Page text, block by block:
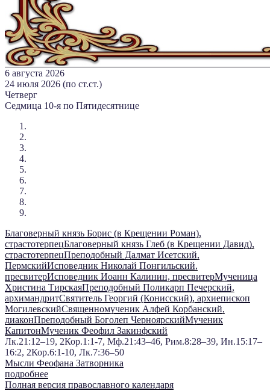
6 августа 2026
24 июля 2026 (по ст.ст.)
Четверг
Седмица 10-я по Пятидесятнице
Благоверный князь Борис (в Крещении Роман),
страстотерпецБлаговерный князь Глеб (в Крещении Давид),
страстотерпецПреподобный Далмат Исетский,
ПермскийИсповедник Николай Понгильский,
пресвитерИсповедник Иоанн Калинин, пресвитерМученица
Христина ТирскаяПреподобный Поликарп Печерский,
архимандритСвятитель Георгий (Конисский), архиепископ
МогилевскийСвященномученик Алфей Корбанский,
диаконПреподобный Боголеп ЧерноярскийМученик
КапитонМученик Феофил Закинфский
Лк.21:12–19, 2Кор.1:1-7, Мф.21:43–46, Рим.8:28–39, Ин.15:17–
16:2, 2Кор.6:1-10, Лк.7:36–50
Мысли Феофана Затворника
подробнее
Полная версия православного календаря